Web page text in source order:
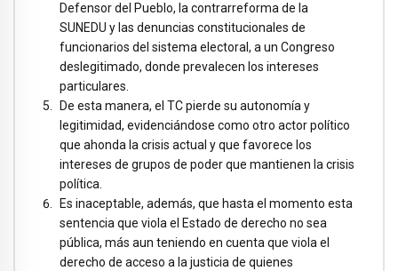
Defensor del Pueblo, la contrarreforma de la
SUNEDU y las denuncias constitucionales de
funcionarios del sistema electoral, a un Congreso
deslegitimado, donde prevalecen los intereses
particulares.
De esta manera, el TC pierde su autonomía y
legitimidad, evidenciándose como otro actor político
que ahonda la crisis actual y que favorece los
intereses de grupos de poder que mantienen la crisis
política.
Es inaceptable, además, que hasta el momento esta
sentencia que viola el Estado de derecho no sea
pública, más aun teniendo en cuenta que viola el
derecho de acceso a la justicia de quienes